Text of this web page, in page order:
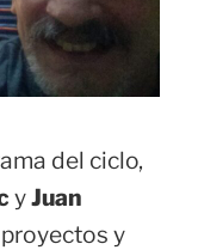
del ciclo,
yJuan
y